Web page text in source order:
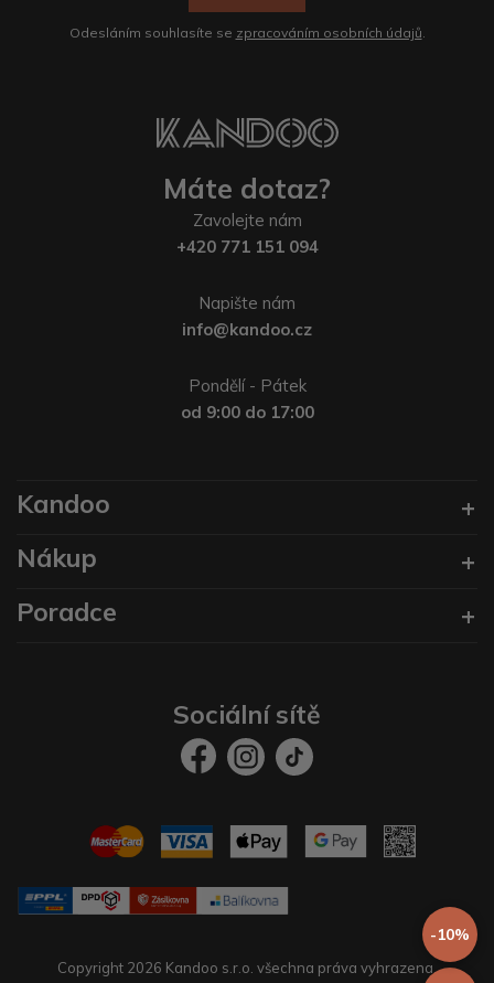
Odesláním souhlasíte se zpracováním osobních údajů
-10%
Máte dotaz?
Zavolejte nám
+420 771 151 094
Napište nám
info@kandoo.cz
Pondělí - Pátek
od 9:00 do 17:00
Kandoo
Nákup
Poradce
Sociální sítě
Copyright 2026 Kandoo s.r.o. všechna práva vyhrazena.